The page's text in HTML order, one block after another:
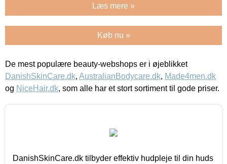
Læs mere »
Køb nu »
De mest populære beauty-webshops er i øjeblikket
DanishSkinCare.dk, AustralianBodycare.dk, Made4men.dk
og NiceHair.dk, som alle har et stort sortiment til gode priser.
DanishSkinCare.dk tilbyder effektiv hudpleje til din huds